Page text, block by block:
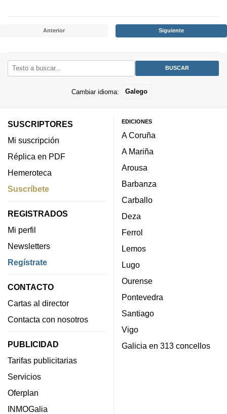
Anterior Siguiente
Cambiar idioma: Galego
SUSCRIPTORES
Mi suscripción
Réplica en PDF
Hemeroteca
Suscríbete
REGISTRADOS
Mi perfil
Newsletters
Regístrate
CONTACTO
Cartas al director
Contacta con nosotros
PUBLICIDAD
Tarifas publicitarias
Servicios
Oferplan
INMOGalia
EDICIONES
A Coruña
A Mariña
Arousa
Barbanza
Carballo
Deza
Ferrol
Lemos
Lugo
Ourense
Pontevedra
Santiago
Vigo
Galicia en 313 concellos